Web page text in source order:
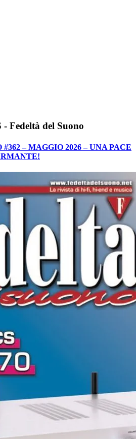
Fedeltà del Suono
– MAGGIO 2026 – UNA PACE